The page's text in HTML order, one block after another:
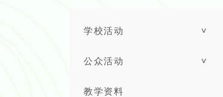
学校活动 ˅
公众活动 ˅
教学资料